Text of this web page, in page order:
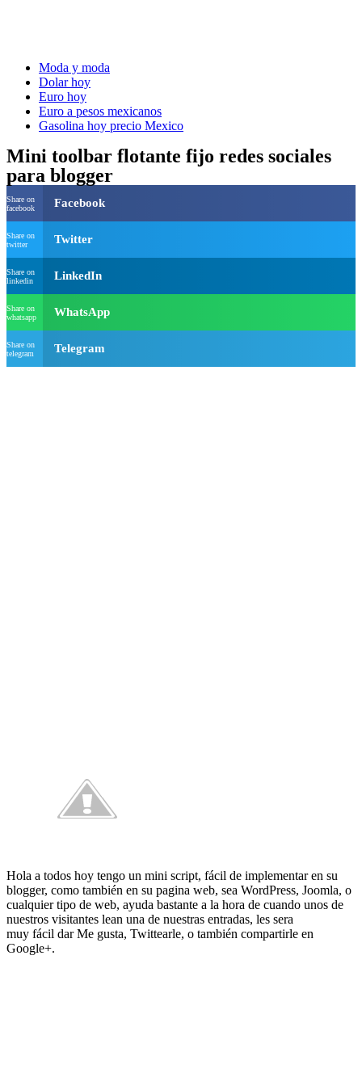
Moda y moda
Dolar hoy
Euro hoy
Euro a pesos mexicanos
Gasolina hoy precio Mexico
Mini toolbar flotante fijo redes sociales
para blogger
Share on
facebook
Facebook
Share on
twitter
Twitter
Share on
linkedin
LinkedIn
Share on
whatsapp
WhatsApp
Share on
telegram
Telegram
Hola a todos hoy tengo un mini script, fácil de implementar en su
blogger, como también en su pagina web, sea WordPress, Joomla, o
cualquier tipo de web, ayuda bastante a la hora de cuando unos de
nuestros visitantes lean una de nuestras entradas, les sera
muy fácil dar Me gusta, Twittearle, o también compartirle en
Google+.